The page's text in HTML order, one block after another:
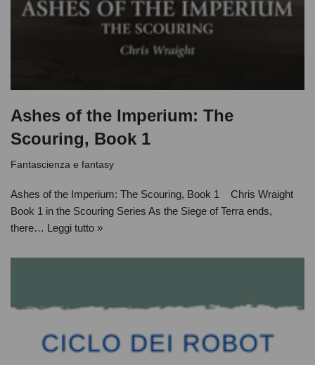
Ashes of the Imperium: The
Scouring, Book 1
Fantascienza e fantasy
Ashes of the Imperium: The Scouring, Book 1 Chris Wraight
Book 1 in the Scouring Series As the Siege of Terra ends,
there… Leggi tutto »